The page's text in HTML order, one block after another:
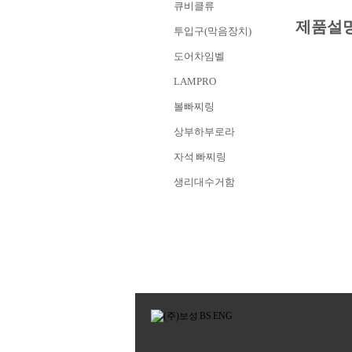
큐비클류
투입구(막음장치)
도어차임벨
LAMPRO
볼빠찌링
상부하부로라
자석 빠찌링
생리대수거함
제품설